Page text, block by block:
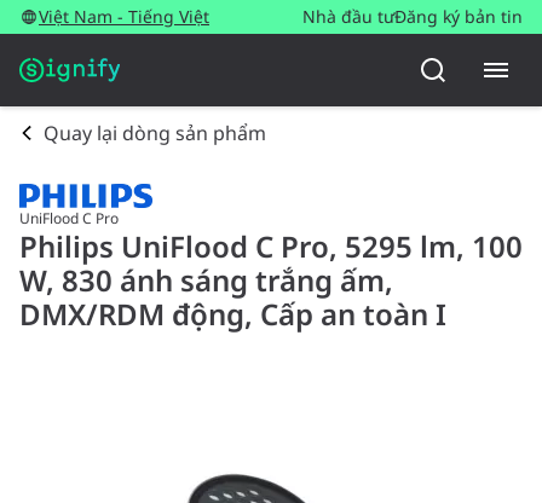
Việt Nam - Tiếng Việt Nhà đầu tưĐăng ký bản tin
Quay lại dòng sản phẩm
UniFlood C Pro
Philips UniFlood C Pro, 5295 lm, 100
W, 830 ánh sáng trắng ấm,
DMX/RDM động, Cấp an toàn I